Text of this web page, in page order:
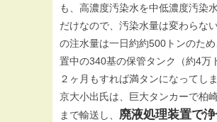
も、高濃度汚染水を中低濃度汚染
だけなので、汚染水量は変わらな
の注水量は一日約約500トンのた
置中の340基の保管タンク（約4万
２ヶ月もすれば満タンになってしま
京大小出氏は、巨大タンカーで柏
まで輸送し、 廃液処理装置で